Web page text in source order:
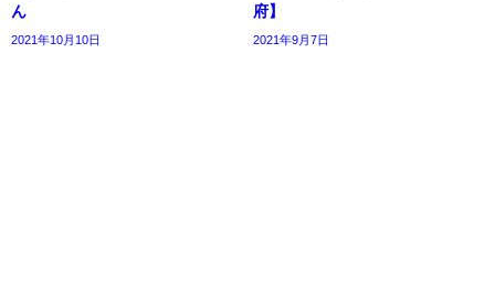
ん
2021年10月10日
府】
2021年9月7日